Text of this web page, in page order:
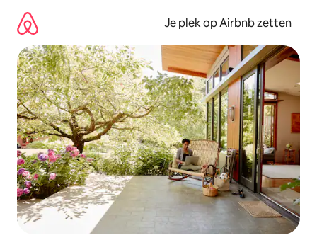
direct
naar
inhoud
Je plek op Airbnb zetten